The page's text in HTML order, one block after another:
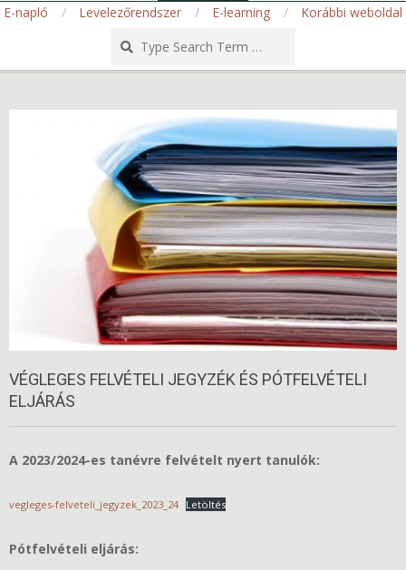
E-napló Levelezőrendszer E-learning
Korábbi weboldal
VÉGLEGES FELVÉTELI JEGYZÉK ÉS PÓTFELVÉTELI
ELJÁRÁS
A 2023/2024-es tanévre felvételt nyert tanulók:
vegleges-felveteli_jegyzek_2023_24 Letöltés
Pótfelvételi eljárás: